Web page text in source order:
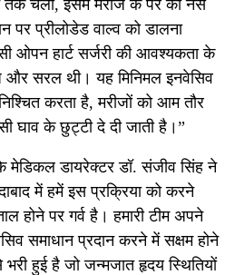
तक चली, इसमें मरीज के पैर की नस
पर प्रीलोडेड वाल्व को डालना
ओपन हार्ट सर्जरी की आवश्यकता के
और सरल थी। यह मिनिमल इनवेसिव
करता है, मरीजों को आम तौर
घाव के छुट्टी दे दी जाती है।”
मेडिकल डायरेक्टर डॉ. संजीव सिंह ने
में हमें इस प्रक्रिया को करने
होने पर गर्व है। हमारी टीम अपने
समाधान प्रदान करने में सक्षम होने
हुई है जो जन्मजात हृदय स्थितियों